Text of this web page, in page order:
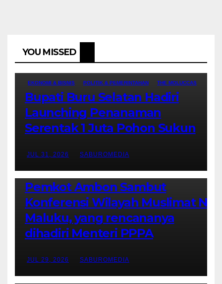
YOU MISSED
EKONOMI & BISNIS POLITIK & PEMERINTAHAN THE MOLUCCAS
Bupati Buru Selatan Hadiri
Launching Penanaman
Serentak 1 Juta Pohon Sukun
JUL 31, 2026 SABUROMEDIA
AMBON METRO JURNALISME AKTIVIS POLITIK & PEMERINTAHAN
Pemkot Ambon Sambut
Konferensi Wilayah Muslimat NU
Maluku, yang rencananya
dihadiri Menteri PPPA
JUL 29, 2026 SABUROMEDIA
AMBON METRO POLITIK & PEMERINTAHAN